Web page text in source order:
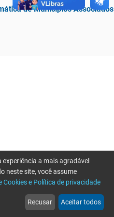
de Municípios Associados
web
Notícias
more_horiz
Mais
a mais agradável
neste site, você assume
Cookies e Política de privacidade
Recusar Aceitar todos
favor tente novamente